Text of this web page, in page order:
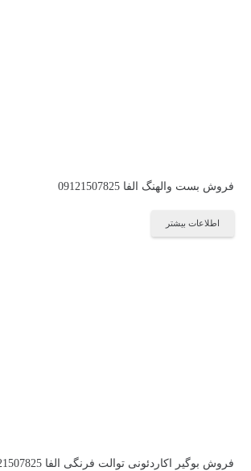
فروش بست والهنگ الفا 09121507825
اطلاعات بیشتر
فروش بوگیر اکاردئونی توالت فرنگی الفا 09121507825